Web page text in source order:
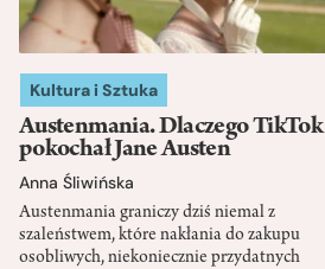
Kultura i Sztuka
Austenmania. Dlaczego TikTok
pokochał Jane Austen
Anna Śliwińska
Austenmania graniczy dziś niemal z
szaleństwem, które nakłania do zakupu
osobliwych, niekoniecznie przydatnych